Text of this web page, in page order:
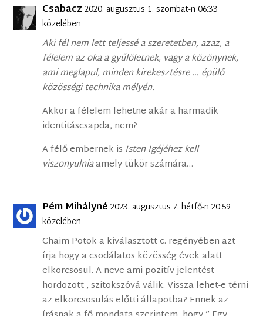
Csabacz 2020. augusztus 1. szombat-n 06:33
közelében
Aki fél nem lett teljessé a szeretetben, azaz, a
félelem az oka a gyűlöletnek, vagy a közönynek,
ami meglapul, minden kirekesztésre … épülő
közösségi technika mélyén.
Akkor a félelem lehetne akár a harmadik
identitáscsapda, nem?
A félő embernek is Isten Igéjéhez kell
viszonyulniaamely tükör számára…
Pém Mihályné 2023. augusztus 7. hétfő-n 20:59
közelében
Chaim Potok a kiválasztott c. regényében azt
írja hogy a csodálatos közösség évek alatt
elkorcsosul. A neve ami pozitív jelentést
hordozott , szitokszóvá válik. Vissza lehet-e térni
az elkorcsosulás előtti állapotba? Ennek az